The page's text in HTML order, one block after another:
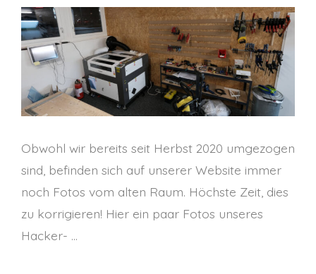
Obwohl wir bereits seit Herbst 2020 umgezogen
sind, befinden sich auf unserer Website immer
noch Fotos vom alten Raum. Höchste Zeit, dies
zu korrigieren! Hier ein paar Fotos unseres
Hacker- …